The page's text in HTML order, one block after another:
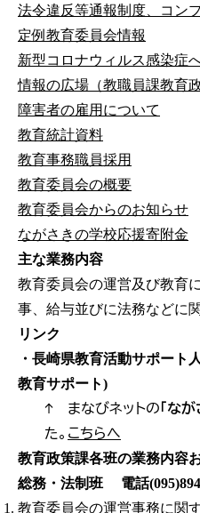
法令違反等通報制度、コン
定例教育委員会情報
新型コロナウィルス感染症
情報の広場（教職員課教育政
障害者の雇用について
教育統計資料
教育事務職員採用
教育委員会の概要
教育委員会からのお知らせ
ながさきの学校応援寄附金
主な業務内容
教育委員会の運営及び教育
事、給与並びに法務などに
リンク
・長崎県教育活動サポート
教育サポート)
↑ まなびネットの「な
た。 こちらへ
教育政策課各班の業務内容
総務・法制班 電話
教育委員会の運営事務に関